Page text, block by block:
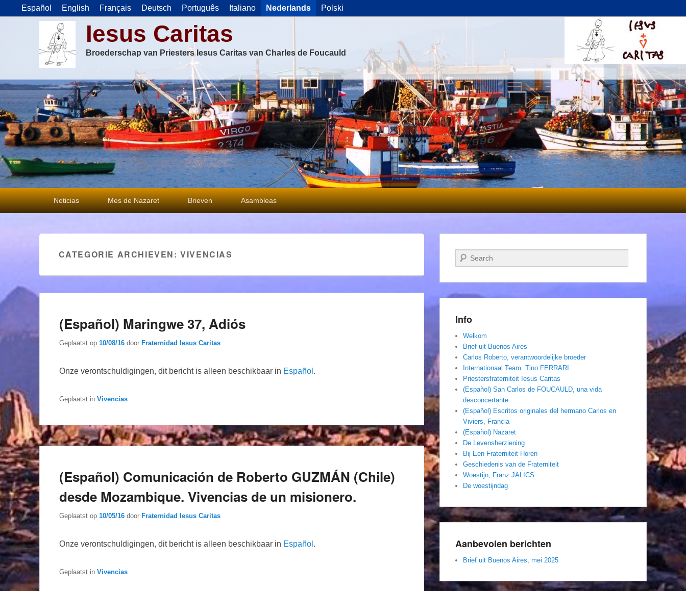
Español English Français Deutsch Português Italiano Nederlands Polski
Iesus Caritas
Broederschap van Priesters Iesus Caritas van Charles de Foucauld
Primair
menu
Noticias Mes de Nazaret Brieven Asambleas
CATEGORIE ARCHIEVEN:VIVENCIAS
(Español) Maringwe 37, Adiós
Geplaatst op 10/08/16 door Fraternidad Iesus Caritas
Onze verontschuldigingen, dit bericht is alleen beschikbaar in Español .
Geplaatst in Vivencias
(Español) Comunicación de Roberto GUZMÁN (Chile)
desde Mozambique. Vivencias de un misionero.
Geplaatst op 10/05/16 door Fraternidad Iesus Caritas
Onze verontschuldigingen, dit bericht is alleen beschikbaar in Español .
Geplaatst in Vivencias
Zoeken
Info
Welkom
Brief uit Buenos Aires
Carlos Roberto, verantwoordelijke broeder
Internationaal Team. Tino FERRARI
Priestersfraterniteit Iesus Caritas
(Español) San Carlos de FOUCAULD, una vida
desconcertante
(Español) Escritos originales del hermano Carlos en
Viviers, Francia
(Español) Nazaret
De Levensherziening
Bij Een Fraterniteit Horen
Geschiedenis van de Fraterniteit
Woestijn, Franz JALICS
De woestijndag
Aanbevolen berichten
Brief uit Buenos Aires, mei 2025